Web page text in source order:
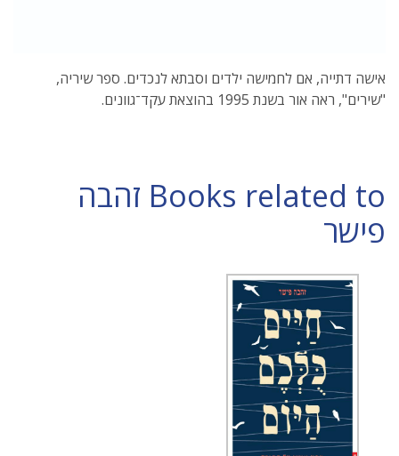
אישה דתייה, אם לחמישה ילדים וסבתא לנכדים. ספר שיריה,
"שירים", ראה אור בשנת 1995 בהוצאת עקד־גוונים.
Books related to זהבה
פישר